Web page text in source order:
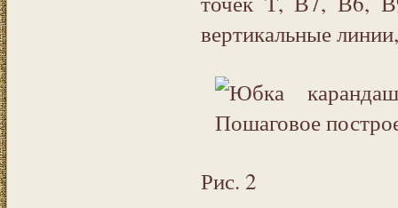
вертикальные
Рис. 2